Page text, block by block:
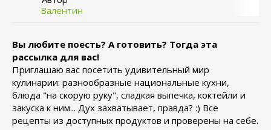
Валентин
Вы любите поесть? А готовить? Тогда эта
рассылка для вас!
Приглашаю вас посетить удивительный мир
кулинарии: разнообразные национальные кухни,
блюда "на скорую руку", сладкая выпечка, коктейли и
закуска к ним... Дух захватывает, правда? :) Все
рецепты из доступных продуктов и проверены на себе.